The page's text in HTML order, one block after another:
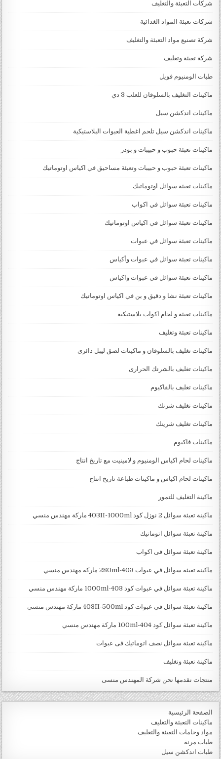
شركات التعبئة والتغليف
شركات تعبئة المواد الغذائية
شركة تصنيع مواد التعبئة والتغليف
شركة تعبئة وتغليف
طبات الومنيوم فويل
ماكينات التغليف بالسلوفان للعلب 3 دي
ماكينات اندكشن سيل
ماكينات اندكشن سيل تلحم اغطية العبوات البلاستيكية
ماكينات تعبئة حبوب و حبيبات و بودر
ماكينات تعبئة حبوب و حبيبات وتعبئة مساحيق في اكياس اوتوماتيك
ماكينات تعبئة سوائل اوتوماتيك
ماكينات تعبئة سوائل في اكواب
ماكينات تعبئة سوائل في اكياس اوتوماتيك
ماكينات تعبئة سوائل في عبوات
ماكينات تعبئة سوائل في عبوات وأكياس
ماكينات تعبئة سوائل في عبوات واكياس
ماكينات تعبئة نشا و دقيق و بن في اكياس اوتوماتيك
ماكينات تعبئة و لحام اكواب بلاستيكية
ماكينات تعبئة وتغليف
ماكينات تغليف بالسلوفان و ماكينات لصق ليبل دائرى
ماكينات تغليف بالشرنك الحرارى
ماكينات تغليف بالفاكيوم
ماكينات تغليف شرنك
ماكينات تغليف شرينك
ماكينات فاكيوم
ماكينات لحام اكياس الومنيوم و لامينيت مع تاريخ انتاج
ماكينات لحام اكياس و ماكينات طباعة تاريخ انتاج
ماكينة التغليف للتمور
ماكينة تعبئة سوائل 2 نوزل كود 403II-1000ml ماركة مهندس منسي
ماكينة تعبئة سوائل اتوماتيك
ماكينة تعبئة سوائل فى اكواب
ماكينة تعبئة سوائل في عبوات 403-280ml ماركة مهندس منسي
ماكينة تعبئة سوائل في عبوات كود 403-1000ml ماركة مهندس منسي
ماكينة تعبئة سوائل في عبوات كود 403II-500ml ماركة مهندس منسي
ماكينة تعبئة سوائل كود 404-100ml ماركة مهندس منسي
ماكينة تعبئة سوائل نصف اتوماتيك فى عبوات
ماكينة تعبئة وتغليف
منتجات نقدمها نحن شركة المهندس منسى
الصفحة الرئيسية
ماكينات التعبئة والتغليف
مواد وخامات التعبئة والتغليف
طبات مرنة
طبات اندكشن سيل